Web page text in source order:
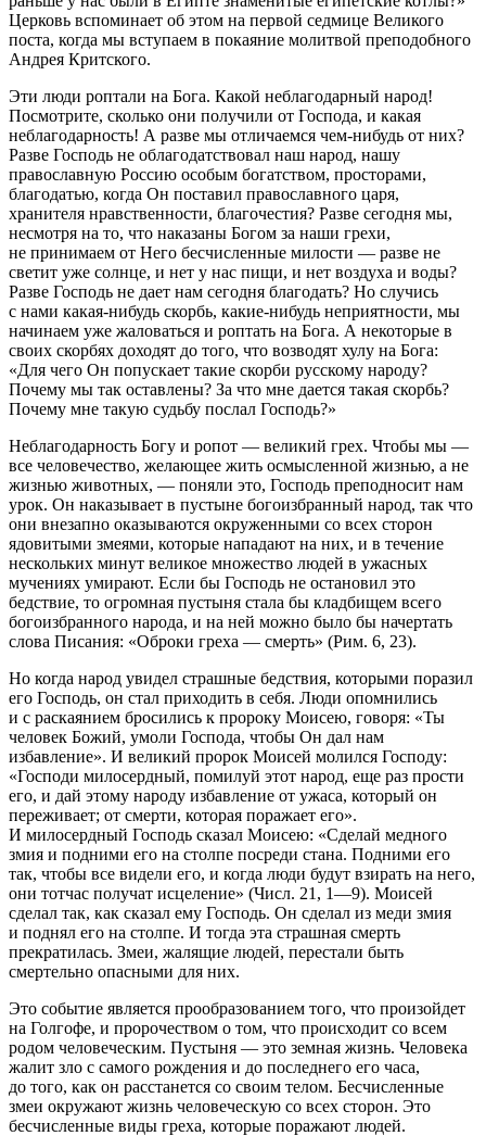
Церковь вспоминает об этом на первой седмице Великого
поста, когда мы вступаем в покаяние молитвой преподобного
Андрея Критского.
Эти люди роптали на Бога. Какой неблагодарный народ!
Посмотрите, сколько они получили от Господа, и какая
неблагодарность! А разве мы отличаемся чем-нибудь от них?
Разве Господь не облагодатствовал наш народ, нашу
православную Россию особым богатством, просторами,
благодатью, когда Он поставил православного царя,
хранителя нравственности, благочестия? Разве сегодня мы,
несмотря на то, что наказаны Богом за наши грехи,
не принимаем от Него бесчисленные милости — разве не
светит уже солнце, и нет у нас пищи, и нет воздуха и воды?
Разве Господь не дает нам сегодня благодать? Но случись
с нами какая-нибудь скорбь, какие-нибудь неприятности, мы
начинаем уже жаловаться и роптать на Бога. А некоторые в
своих скорбях доходят до того, что возводят хулу на Бога:
«Для чего Он попускает такие скорби русскому народу?
Почему мы так оставлены? За что мне дается такая скорбь?
Почему мне такую судьбу послал Господь?»
Неблагодарность Богу и ропот — великий грех. Чтобы мы —
все человечество, желающее жить осмысленной жизнью, а не
жизнью животных, — поняли это, Господь преподносит нам
урок. Он наказывает в пустыне богоизбранный народ, так что
они внезапно оказываются окруженными со всех сторон
ядовитыми змеями, которые нападают на них, и в течение
нескольких минут великое множество людей в ужасных
мучениях умирают. Если бы Господь не остановил это
бедствие, то огромная пустыня стала бы кладбищем всего
богоизбранного народа, и на ней можно было бы начертать
слова Писания: «Оброки греха — смерть» (Рим. 6, 23).
Но когда народ увидел страшные бедствия, которыми поразил
его Господь, он стал приходить в себя. Люди опомнились
и с раскаянием бросились к пророку Моисею, говоря: «Ты
человек Божий, умоли Господа, чтобы Он дал нам
избавление». И великий пророк Моисей молился Господу:
«Господи милосердный, помилуй этот народ, еще раз прости
его, и дай этому народу избавление от ужаса, который он
переживает; от смерти, которая поражает его».
И милосердный Господь сказал Моисею: «Сделай медного
змия и подними его на столпе посреди стана. Подними его
так, чтобы все видели его, и когда люди будут взирать на него,
они тотчас получат исцеление» (Числ. 21, 1—9). Моисей
сделал так, как сказал ему Господь. Он сделал из меди змия
и поднял его на столпе. И тогда эта страшная смерть
прекратилась. Змеи, жалящие людей, перестали быть
смертельно опасными для них.
Это событие является прообразованием того, что произойдет
на Голгофе, и пророчеством о том, что происходит со всем
родом человеческим. Пустыня — это земная жизнь. Человека
жалит зло с самого рождения и до последнего его часа,
до того, как он расстанется со своим телом. Бесчисленные
змеи окружают жизнь человеческую со всех сторон. Это
бесчисленные виды греха, которые поражают людей.